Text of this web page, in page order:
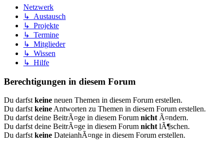
Netzwerk
↳ Austausch
↳ Projekte
↳ Termine
↳ Mitglieder
↳ Wissen
↳ Hilfe
Berechtigungen in diesem Forum
Du darfstkeine neuen Themen in diesem Forum erstellen.
Du darfstkeineAntworten zu Themen in diesem Forum erstellen.
Du darfst deine BeitrÃ¤ge in diesem Forum nichtÃ¤ndern.
Du darfst deine BeitrÃ¤ge in diesem Forum nichtlÃ¶schen.
Du darfstkeine DateianhÃ¤nge in diesem Forum erstellen.